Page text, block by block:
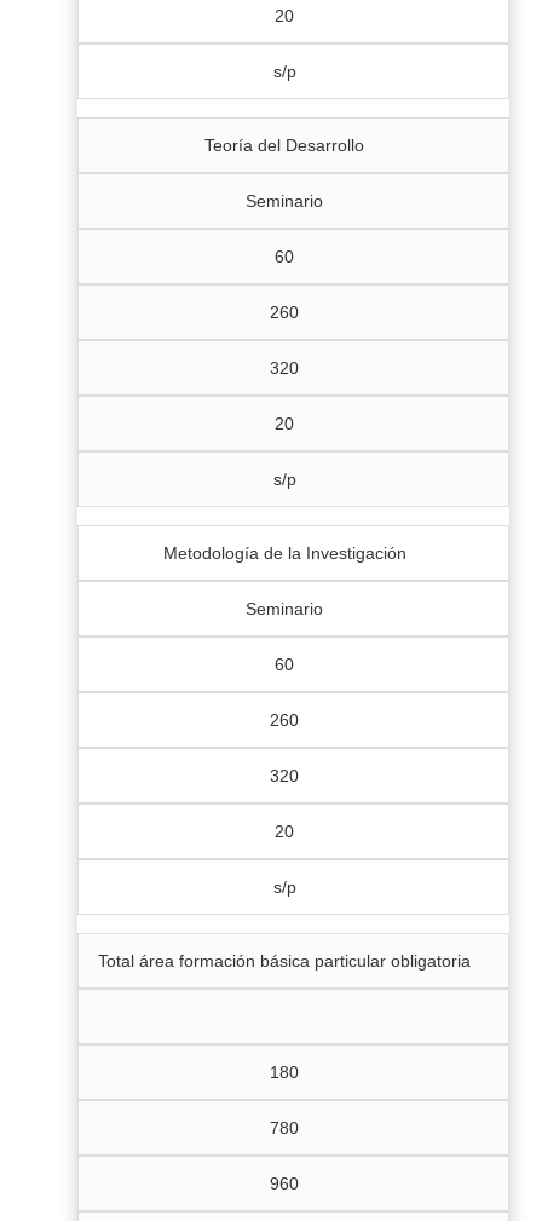
20
s/p
Teoría del Desarrollo
Seminario
60
260
320
20
s/p
Metodología de la Investigación
Seminario
60
260
320
20
s/p
Total área formación básica particular obligatoria
180
780
960